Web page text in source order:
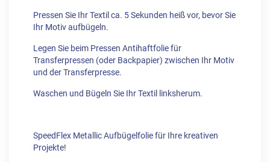
Pressen Sie Ihr Textil ca. 5 Sekunden heiß vor, bevor Sie
Ihr Motiv aufbügeln.
Legen Sie beim Pressen Antihaftfolie für
Transferpressen (oder Backpapier) zwischen Ihr Motiv
und der Transferpresse.
Waschen und Bügeln Sie Ihr Textil linksherum.
SpeedFlex Metallic Aufbügelfolie für Ihre kreativen
Projekte!